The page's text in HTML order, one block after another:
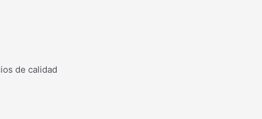
de calidad